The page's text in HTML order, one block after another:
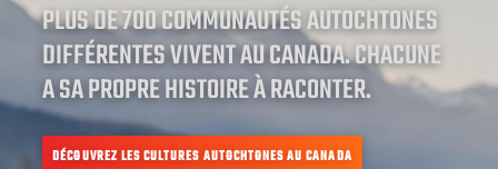
PLUS DE 700 COMMUNAUTÉS AUTOCHTONES
DIFFÉRENTES VIVENT AU CANADA. CHACUNE
A SA PROPRE HISTOIRE À RACONTER.
DÉCOUVREZ LES CULTURES AUTOCHTONES AU CANADA